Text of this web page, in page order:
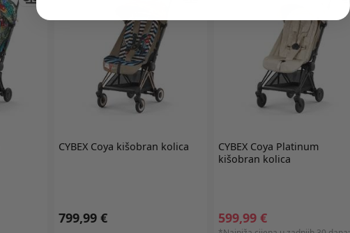
CYBEX Coya kišobran kolica
799,99 €
CYBEXCoya Platinum
kišobran kolica
599,99 €